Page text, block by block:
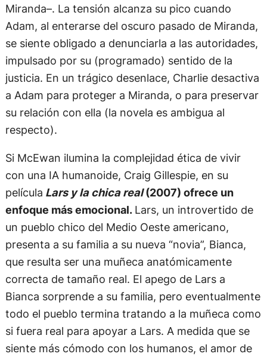
Miranda–. La tensión alcanza su pico cuando
Adam, al enterarse del oscuro pasado de Miranda,
se siente obligado a denunciarla a las autoridades,
impulsado por su (programado) sentido de la
justicia. En un trágico desenlace, Charlie desactiva
a Adam para proteger a Miranda, o para preservar
su relación con ella (la novela es ambigua al
respecto).
Si McEwan ilumina la complejidad ética de vivir
con una IA humanoide, Craig Gillespie, en su
película Lars y la chica real(2007) ofrece un
enfoque más emocional. Lars, un introvertido de
un pueblo chico del Medio Oeste americano,
presenta a su familia a su nueva “novia”, Bianca,
que resulta ser una muñeca anatómicamente
correcta de tamaño real. El apego de Lars a
Bianca sorprende a su familia, pero eventualmente
todo el pueblo termina tratando a la muñeca como
si fuera real para apoyar a Lars. A medida que se
siente más cómodo con los humanos, el amor de